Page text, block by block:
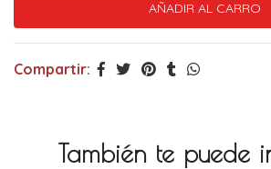
Compartir:
También te puede